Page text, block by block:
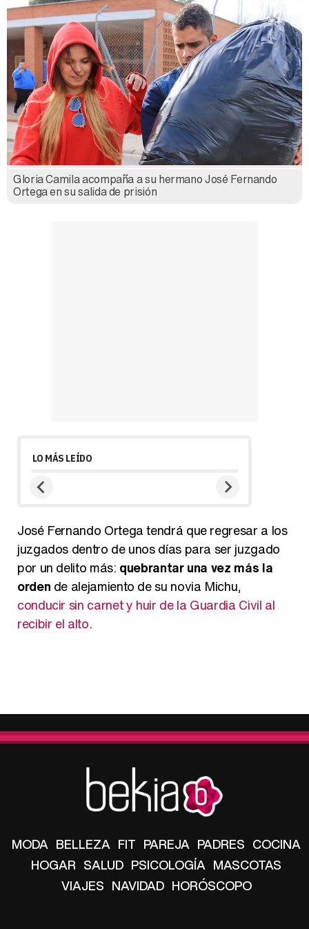
Gloria Camila acompaña a su hermano José Fernando
Ortega en su salida de prisión
LO MÁS LEÍDO
José Fernando Ortega tendrá que regresar a los
juzgados dentro de unos días para ser juzgado
por un delito más: quebrantar una vez más la
orden de alejamiento de su novia Michu,
conducir sin carnet y huir de la Guardia Civil al
recibir el alto.
MODA BELLEZA FIT PAREJA PADRES COCINA
HOGAR SALUD PSICOLOGÍA MASCOTAS
VIAJES NAVIDAD HORÓSCOPO